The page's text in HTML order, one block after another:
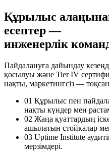
Құрылыс
есептер —
инженерлік
Пайдалануға дайындау
қосылуы және Tier IV
нақты, маркетингсіз —
01 Құрылыс пен
нақты күндер мен
02 Жаңа қуаттардың
ашылатын стойкалар
03 Uptime Institute
мерзімдері.